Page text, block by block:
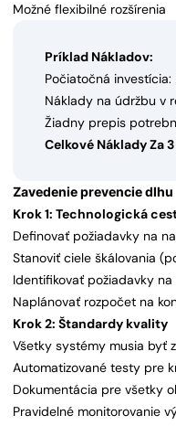
Možné flexibilné rozšírenia
Príklad Nákladov:
Počiatočná
Náklady na údržbu v
Žiadny prepis
Celkové Náklady Za
Zavedenie prevencie dlhu
Krok 1: Technologická
Definovať požiadavky na
Stanoviť ciele škálovania
Identifikovať požiadavky
Naplánovať rozpočet na
Krok 2: Štandardy kvality
Všetky systémy musia byť
Automatizované testy pre
Dokumentácia pre všetky
Pravidelné monitorovanie